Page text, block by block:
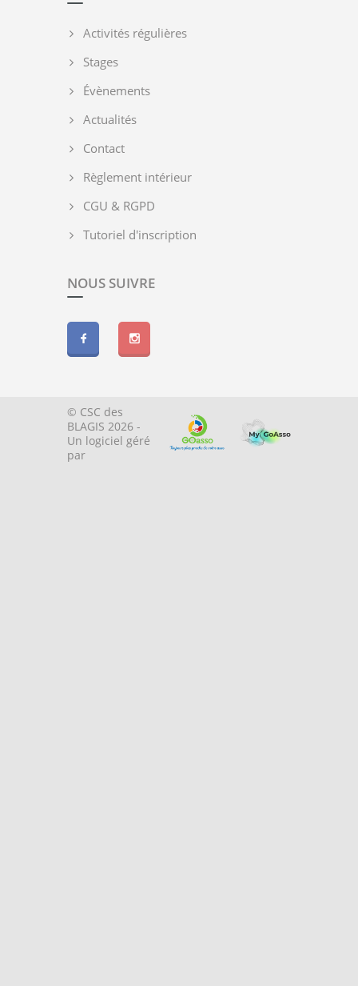
Activités régulières
Stages
Évènements
Actualités
Contact
Règlement intérieur
CGU & RGPD
Tutoriel d'inscription
NOUS SUIVRE
© CSC des
BLAGIS 2026 -
Un logiciel géré
par